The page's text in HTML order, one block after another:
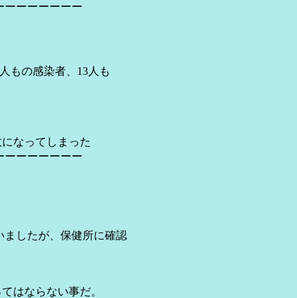
ーーーーーーー
もの感染者、13人も
なってしまった
ーーーーーーー
ましたが、保健所に確認
はならない事だ。